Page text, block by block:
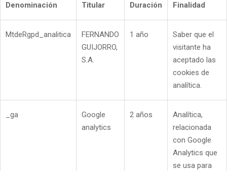
Denominación Titular Duración Finalidad
MtdeRgpd_analitica
FERNANDO
GUIJORRO,
S.A.
1 año
Saber que el
visitante ha
aceptado las
cookies de
analítica.
_ga
Google
analytics
2 años
Analítica,
relacionada
con Google
Analytics que
se usa para